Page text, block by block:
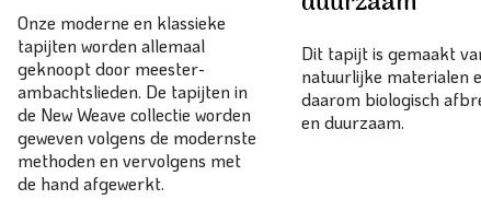
Onze moderne en klassieke
tapijten worden allemaal
geknoopt door meester-
ambachtslieden. De tapijten in
de New Weave collectie worden
geweven volgens de modernste
methoden en vervolgens met
de hand afgewerkt.
Dit tapijt is gemaakt
natuurlijke materialen
daarom biologisch
en duurzaam.